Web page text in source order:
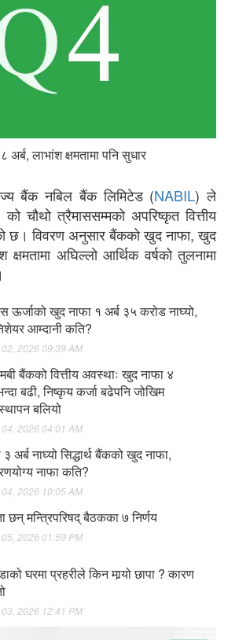
लाभांश क्षमतामा पनि सुधार
बैंक नबिल बैंक लिमिटेड (NABIL) ले
चौथो त्रैमाससम्मको अपरिष्कृत वित्तीय
छ। विवरण अनुसार बैंकको खुद नाफा, खुद
क्षमतामा अघिल्लो आर्थिक वर्षको तुलनामा
ऊर्जाको खुद नाफा १ अर्ब ३५ करोड नाघ्यो,
आम्दानी कति?
2026 09:39 AM
बैंकको वित्तीय अवस्थाः खुद नाफा ४
बढी, निष्कृय कर्जा बढेपनि जोखिम
बलियो
2026 04:01 AM
अर्ब नाघ्यो सिद्धार्थ बैंकको खुद नाफा,
नाफा कति?
2026 10:05 AM
छन् मन्त्रिपरिषद् बैठकका ७ निर्णय
2026 01:59 PM
घरमा प्रहरीले किन मार्‍यो छापा ? कारण
2026 12:41 PM